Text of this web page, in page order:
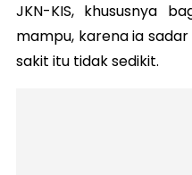
JKN-KIS, khususnya
mampu, karena ia
sakit itu tidak sedikit.